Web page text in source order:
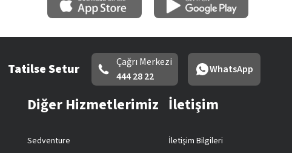
Tatilse Setur
Çağrı Merkezi
444 28 22
WhatsApp
Diğer Hizmetlerimiz
Sedventure
İletişim
İletişim Bilgileri